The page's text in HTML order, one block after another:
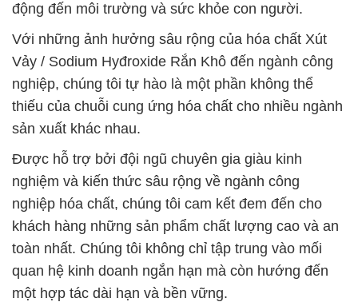
động đến môi trường và sức khỏe con người.
Với những ảnh hưởng sâu rộng của hóa chất Xút
Vảy / Sodium Hyđroxide Rắn Khô đến ngành công
nghiệp, chúng tôi tự hào là một phần không thể
thiếu của chuỗi cung ứng hóa chất cho nhiều ngành
sản xuất khác nhau.
Được hỗ trợ bởi đội ngũ chuyên gia giàu kinh
nghiệm và kiến thức sâu rộng về ngành công
nghiệp hóa chất, chúng tôi cam kết đem đến cho
khách hàng những sản phẩm chất lượng cao và an
toàn nhất. Chúng tôi không chỉ tập trung vào mối
quan hệ kinh doanh ngắn hạn mà còn hướng đến
một hợp tác dài hạn và bền vững.